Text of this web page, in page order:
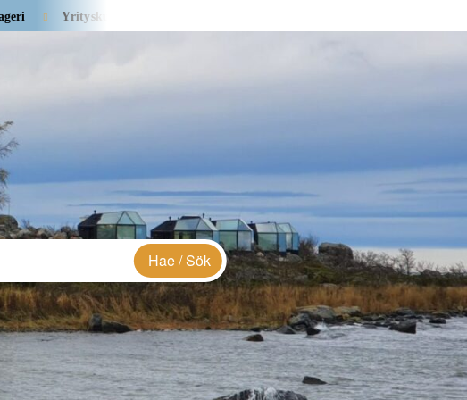
Yrityskuvassa S&J Creations – i företagsbild